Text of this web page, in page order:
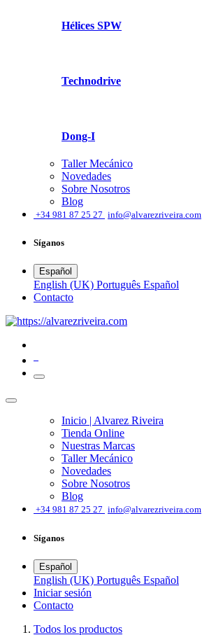
Hélices SPW
Technodrive
Dong-I
Taller Mecánico
Novedades
Sobre Nosotros
Blog
+34 981 87 25 27 info@alvarezriveira.com
Síganos
Español
English (UK) Português Español
​Contacto
Inicio | Alvarez Riveira
Tienda Online
Nuestras Marcas
Taller Mecánico
Novedades
Sobre Nosotros
Blog
+34 981 87 25 27 info@alvarezriveira.com
Síganos
Español
English (UK) Português Español
Iniciar sesión
​Contacto
Todos los productos